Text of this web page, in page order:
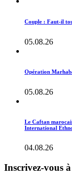
Couple : Faut-il
05.08.26
Opération
05.08.26
Le Caftan
International
04.08.26
Inscrivez-vous